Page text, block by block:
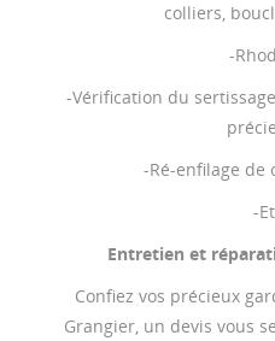
colliers,
-
-Vérification du
-Ré-enfilage de
-
Entretien et
Confiez vos précieux
Grangier, un devis vous